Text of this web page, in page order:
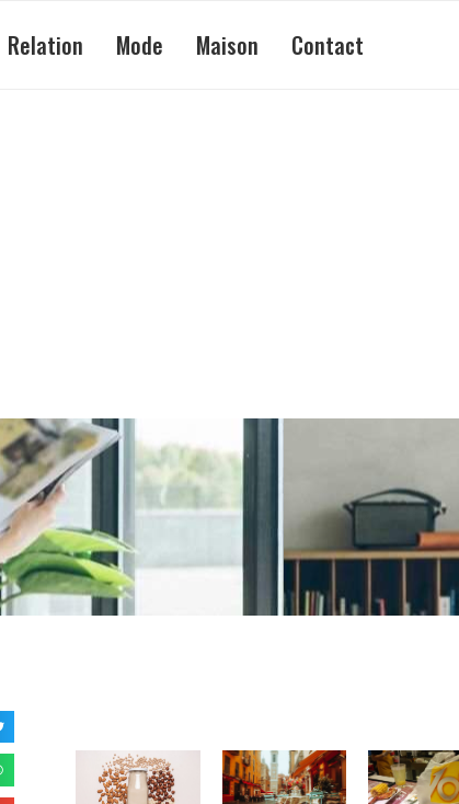
Relation Mode Maison Contact